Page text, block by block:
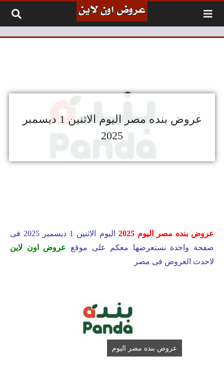
عروض بنده مصر اليوم الاثنين 1 ديسمبر
2025
عروض بنده مصر اليوم 2025
اليوم الاثنين 1 ديسمبر 2025 فى
صفحة واحدة نستعرضها معكم على موقع عروض اون لاين
لاحدث العروض فى مصر
عروض بنده مصر اليوم